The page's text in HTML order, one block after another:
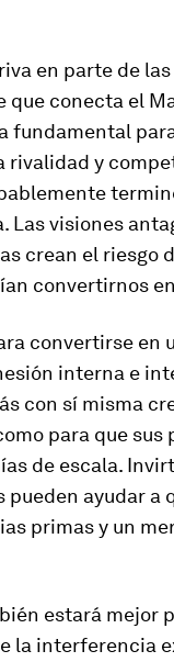
en parte de
que conecta el
fundamental
rivalidad y
visiones
crean el riesgo
convertirnos
convertirse en
interna e
con sí misma
para que sus
de escala.
pueden ayudar
primas y un
estará mejor
la interferencia